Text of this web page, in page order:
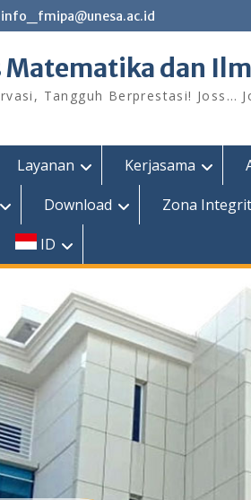
info_fmipa@unesa.ac.id
Matematika dan
Tangguh Berprestasi! Joss…
Layanan Kerjasama
Download Zona
ID